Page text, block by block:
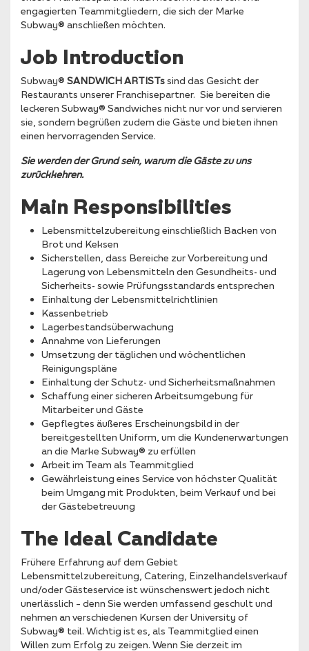
engagierten Teammitgliedern, die sich der Marke
Subway® anschließen möchten.
Job Introduction
Subway® SANDWICH ARTISTssind das Gesicht der
Restaurants unserer Franchisepartner. Sie bereiten die
leckeren Subway® Sandwiches nicht nur vor und servieren
sie, sondern begrüßen zudem die Gäste und bieten ihnen
einen hervorragenden Service.
Sie werden der Grund sein, warum die Gäste zu uns
zurückkehren.
Main Responsibilities
Lebensmittelzubereitung einschließlich Backen von
Brot und Keksen
Sicherstellen, dass Bereiche zur Vorbereitung und
Lagerung von Lebensmitteln den Gesundheits- und
Sicherheits- sowie Prüfungsstandards entsprechen
Einhaltung der Lebensmittelrichtlinien
Kassenbetrieb
Lagerbestandsüberwachung
Annahme von Lieferungen
Umsetzung der täglichen und wöchentlichen
Reinigungspläne
Einhaltung der Schutz- und Sicherheitsmaßnahmen
Schaffung einer sicheren Arbeitsumgebung für
Mitarbeiter und Gäste
Gepflegtes äußeres Erscheinungsbild in der
bereitgestellten Uniform, um die Kundenerwartungen
an die Marke Subway® zu erfüllen
Arbeit im Team als Teammitglied
Gewährleistung eines Service von höchster Qualität
beim Umgang mit Produkten, beim Verkauf und bei
der Gästebetreuung
The Ideal Candidate
Frühere Erfahrung auf dem Gebiet
Lebensmittelzubereitung, Catering, Einzelhandelsverkauf
und/oder Gästeservice ist wünschenswert jedoch nicht
unerlässlich – denn Sie werden umfassend geschult und
nehmen an verschiedenen Kursen der University of
Subway® teil. Wichtig ist es, als Teammitglied einen
Willen zum Erfolg zu zeigen. Wenn Sie derzeit im